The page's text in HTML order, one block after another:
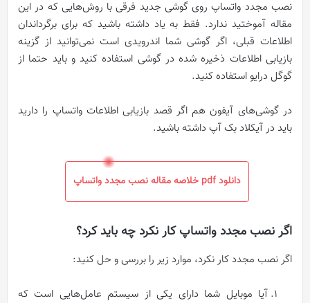
نصب مجدد واتساپ روی گوشی جدید فرقی با روش‌هایی که در این
مقاله آموختید ندارد. فقط به یاد داشته باشید که برای برگرداندان
اطلاعات قبلی، اگر گوشی شما اندرویدی است نمی‌توانید از گزینه
بازیابی اطلاعات ذخیره شده در گوشی استفاده کنید و باید حتما از
گوگل درایو استفاده کنید.
در گوشی‌های آیفون هم اگر قصد بازیابی اطلاعات واتساپ را دارید
باید در آیکلاد بک آپ داشته باشید.
دانلود pdf خلاصه مقاله نصب مجدد واتساپ
اگر نصب مجدد واتساپ کار نکرد چه باید کرد؟
اگر نصب مجدد کار نکرد، موارد زیر را بررسی و حل کنید:
آیا موبایل شما دارای یکی از سیستم عامل‌هایی است که